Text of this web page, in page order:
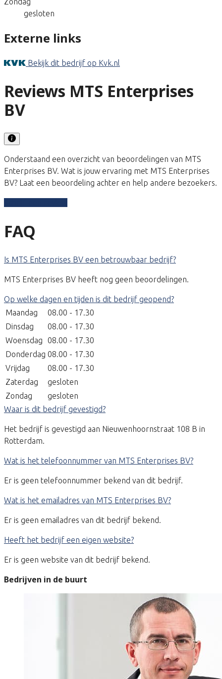
gesloten
Externe links
Bekijk dit bedrijf op Kvk.nl
Reviews MTS Enterprises
BV
Onderstaand een overzicht van beoordelingen van MTS
Enterprises BV. Wat is jouw ervaring met MTS Enterprises
BV? Laat een beoordeling achter en help andere bezoekers.
FAQ
Is MTS Enterprises BV een betrouwbaar bedrijf?
MTS Enterprises BV heeft nog geen beoordelingen.
Op welke dagen en tijden is dit bedrijf geopend?
Maandag
08.00 - 17.30
Dinsdag
08.00 - 17.30
Woensdag
08.00 - 17.30
Donderdag 08.00 - 17.30
Vrijdag
08.00 - 17.30
Zaterdag
gesloten
Zondag
gesloten
Waar is dit bedrijf gevestigd?
Het bedrijf is gevestigd aan Nieuwenhoornstraat 108 B in
Rotterdam.
Wat is het telefoonnummer van MTS Enterprises BV?
Er is geen telefoonnummer bekend van dit bedrijf.
Wat is het emailadres van MTS Enterprises BV?
Er is geen emailadres van dit bedrijf bekend.
Heeft het bedrijf een eigen website?
Er is geen website van dit bedrijf bekend.
Bedrijven in de buurt